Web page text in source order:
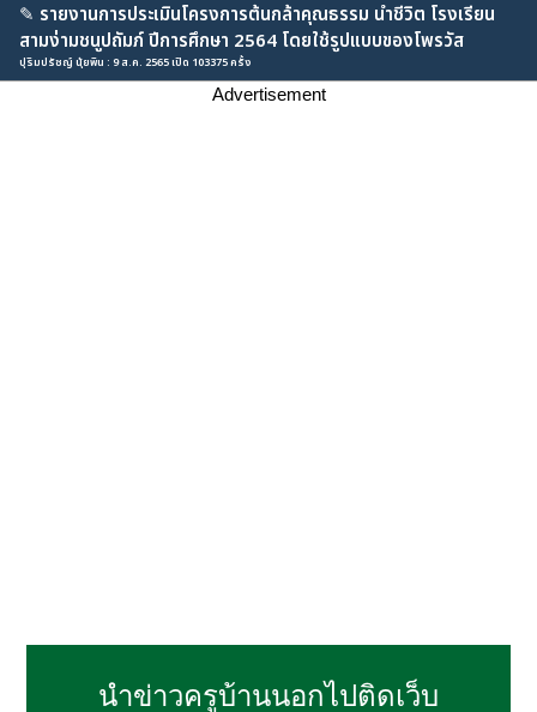
✎ รายงานการประเมินโครงการต้นกล้าคุณธรรม นำชีวิต โรงเรียน
สามง่ามชนูปถัมภ์ ปีการศึกษา 2564 โดยใช้รูปแบบของโพรวัส
ปุริมปรัชญ์ นุ้ยพิน : 9 ส.ค. 2565 เปิด 103375 ครั้ง
Advertisement
นำข่าวครูบ้านนอกไปติดเว็บ